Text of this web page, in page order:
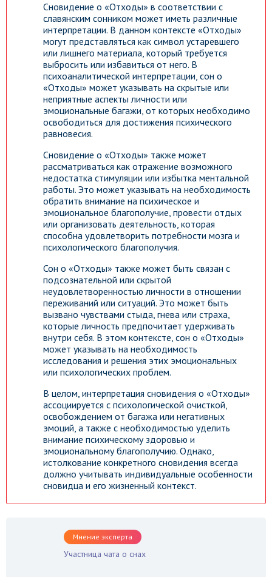
Сновидение о «Отходы» в соответствии с
славянским сонником может иметь различные
интерпретации. В данном контексте «Отходы»
могут представляться как символ устаревшего
или лишнего материала, который требуется
выбросить или избавиться от него. В
психоаналитической интерпретации, сон о
«Отходы» может указывать на скрытые или
неприятные аспекты личности или
эмоциональные багажи, от которых необходимо
освободиться для достижения психического
равновесия.
Сновидение о «Отходы» также может
рассматриваться как отражение возможного
недостатка стимуляции или избытка ментальной
работы. Это может указывать на необходимость
обратить внимание на психическое и
эмоциональное благополучие, провести отдых
или организовать деятельность, которая
способна удовлетворить потребности мозга и
психологического благополучия.
Сон о «Отходы» также может быть связан с
подсознательной или скрытой
неудовлетворенностью личности в отношении
переживаний или ситуаций. Это может быть
вызвано чувствами стыда, гнева или страха,
которые личность предпочитает удерживать
внутри себя. В этом контексте, сон о «Отходы»
может указывать на необходимость
исследования и решения этих эмоциональных
или психологических проблем.
В целом, интерпретация сновидения о «Отходы»
ассоциируется с психологической очисткой,
освобождением от багажа или негативных
эмоций, а также с необходимостью уделить
внимание психическому здоровью и
эмоциональному благополучию. Однако,
истолкование конкретного сновидения всегда
должно учитывать индивидуальные особенности
сновидца и его жизненный контекст.
Мнение эксперта
Участница чата о снах